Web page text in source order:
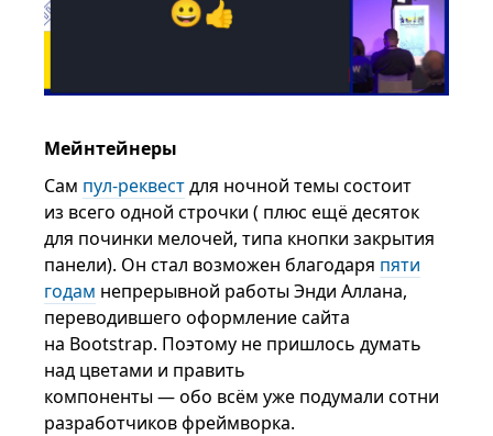
Мейнтейнеры
Сам пул-реквестдля ночной темы состоит
из всего одной строчки ( плюс ещё десяток
для починки мелочей, типа кнопки закрытия
панели). Он стал возможен благодаря пяти
годам непрерывной работы Энди Аллана,
переводившего оформление сайта
на Bootstrap. Поэтому не пришлось думать
над цветами и править
компоненты — обо всём уже подумали сотни
разработчиков фреймворка.